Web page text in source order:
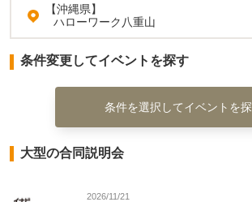
【沖縄県】
ハローワーク八重山
条件変更してイベントを探す
条件を選択してイベントを
大型の合同説明会
2026/11/21